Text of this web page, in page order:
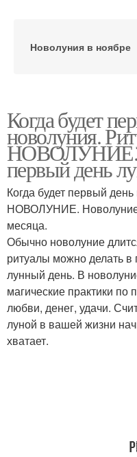
Новолуния в ноябре
Ритуалы на новолуние
Новолуние в апреле
Когда будет
новолуния.
НОВОЛУНИЕ.
первый день
Когда будет первый
НОВОЛУНИЕ. Новолуние
месяца.
Обычно новолуние
ритуалы можно делать в
лунный день. В
магические практики по
любви, денег, удачи.
луной в вашей жизни
хватает.